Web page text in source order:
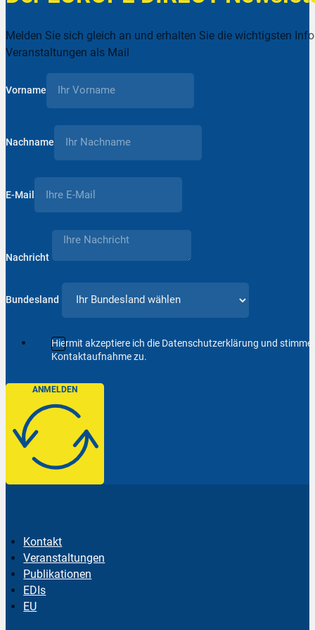
Melden Sie sich gleich an und erhalten Sie die wichtigsten
Veranstaltungen als Mail
Vorname
Nachname
E-Mail
Nachricht
Bundesland
Hiermit akzeptiere ich die Datenschutzerklärung und
Kontaktaufnahme zu.
ANMELDEN
Kontakt
Veranstaltungen
Publikationen
EDIs
EU